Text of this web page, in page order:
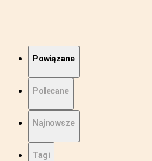
Powiązane
Polecane
Najnowsze
Tagi